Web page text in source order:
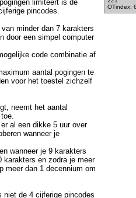
OTindex:
limiteert is de
pincodes.
minder dan 7 karakters
door een simpel computer
code combinatie af
aantal pogingen te
voor het toestel zichzelf
neemt het aantal
al een dikke 5 uur over
wanneer je
wanneer je 9 karakters
karakters en zodra je meer
meer dan 1 decennium om
niet de 4 cijferige pincodes